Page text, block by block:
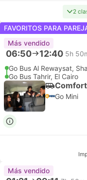
2
FAVORITOS PARA
Más vendido
06:50 12:40 5h
Go Bus Al Rewaysat,
Go Bus Tahrir, El Cairo
Go Mini
Más vendido